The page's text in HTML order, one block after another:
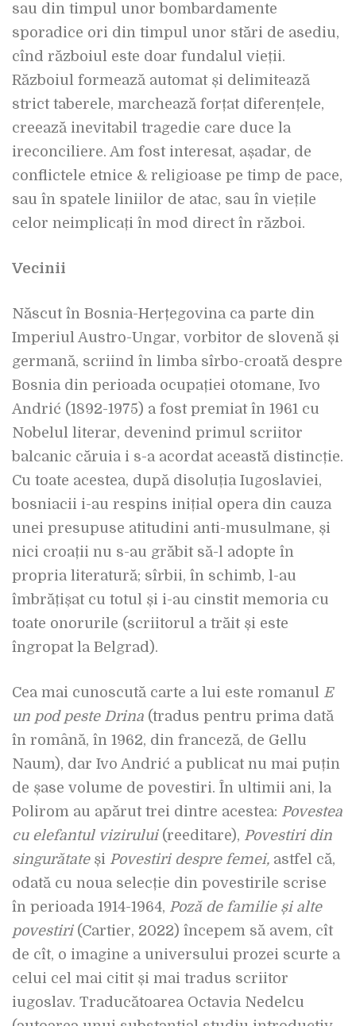
sau din timpul unor bombardamente
sporadice ori din timpul unor stări de asediu,
cînd războiul este doar fundalul vieții.
Războiul formează automat și delimitează
strict taberele, marchează forțat diferențele,
creează inevitabil tragedie care duce la
ireconciliere. Am fost interesat, așadar, de
conflictele etnice & religioase pe timp de pace,
sau în spatele liniilor de atac, sau în viețile
celor neimplicați în mod direct în război.
Vecinii
Născut în Bosnia-Herțegovina ca parte din
Imperiul Austro-Ungar, vorbitor de slovenă și
germană, scriind în limba sîrbo-croată despre
Bosnia din perioada ocupației otomane, Ivo
Andrić (1892-1975) a fost premiat în 1961 cu
Nobelul literar, devenind primul scriitor
balcanic căruia i s-a acordat această distincție.
Cu toate acestea, după disoluția Iugoslaviei,
bosniacii i-au respins inițial opera din cauza
unei presupuse atitudini anti-musulmane, și
nici croații nu s-au grăbit să-l adopte în
propria literatură; sîrbii, în schimb, l-au
îmbrățișat cu totul și i-au cinstit memoria cu
toate onorurile (scriitorul a trăit și este
îngropat la Belgrad).
Cea mai cunoscută carte a lui este romanul E
un pod peste Drina (tradus pentru prima dată
în română, în 1962, din franceză, de Gellu
Naum), dar Ivo Andrić a publicat nu mai puțin
de șase volume de povestiri. În ultimii ani, la
Polirom au apărut trei dintre acestea: Povestea
cu elefantul vizirului(reeditare), Povestiri din
singurătateși Povestiri despre femei, astfel că,
odată cu noua selecție din povestirile scrise
în perioada 1914-1964, Poză de familie și alte
povestiri (Cartier, 2022) începem să avem, cît
de cît, o imagine a universului prozei scurte a
celui cel mai citit și mai tradus scriitor
iugoslav. Traducătoarea Octavia Nedelcu